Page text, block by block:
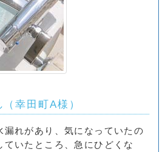
（幸田町A様）
漏れがあり、気になっていたの
ていたところ、急にひどくな